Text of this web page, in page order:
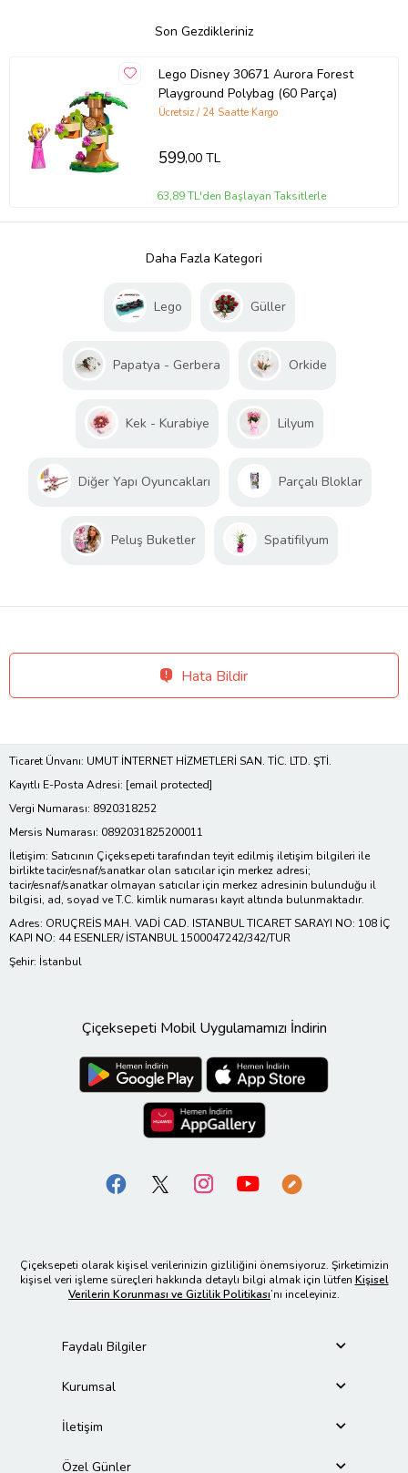
Son Gezdikleriniz
Lego Disney 30671 Aurora Forest
Playground Polybag (60 Parça)
Ücretsiz / 24 Saatte Kargo
599,00 TL
63,89 TL'den Başlayan Taksitlerle
Daha Fazla Kategori
Lego Güller
Papatya - Gerbera Orkide
Kek - Kurabiye Lilyum
Diğer Yapı Oyuncakları Parçalı Bloklar
Peluş Buketler Spatifilyum
Hata Bildir
Ticaret Ünvanı: UMUT İNTERNET HİZMETLERİ SAN. TİC. LTD. ŞTİ.
Kayıtlı E-Posta Adresi: [email protected]
Vergi Numarası: 8920318252
Mersis Numarası: 0892031825200011
İletişim: Satıcının Çiçeksepeti tarafından teyit edilmiş iletişim bilgileri ile
birlikte tacir/esnaf/sanatkar olan satıcılar için merkez adresi;
tacir/esnaf/sanatkar olmayan satıcılar için merkez adresinin bulunduğu il
bilgisi, ad, soyad ve T.C. kimlik numarası kayıt altında bulunmaktadır.
Adres: ORUÇREİS MAH. VADİ CAD. ISTANBUL TICARET SARAYI NO: 108 İÇ
KAPI NO: 44 ESENLER/ İSTANBUL 1500047242/342/TUR
Şehir: İstanbul
Çiçeksepeti Mobil Uygulamamızı İndirin
Çiçeksepeti olarak kişisel verilerinizin gizliliğini önemsiyoruz. Şirketimizin
kişisel veri işleme süreçleri hakkında detaylı bilgi almak için lütfen Kişisel
Verilerin Korunması ve Gizlilik Politikası’nı inceleyiniz.
Faydalı Bilgiler
Kurumsal
İletişim
Özel Günler